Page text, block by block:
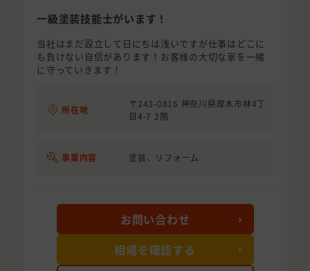
一級塗装技能士がいます！
当社はまだ設立して日にちは浅いですが仕事はどこに
も負けない自信があります！お客様の大切な家を一緒
に守っていきます！
所在地
〒243-0816 神奈川県厚木市林4丁
目4-7 2階
事業内容 塗装、リフォーム
お問い合わせ
相場を確認する